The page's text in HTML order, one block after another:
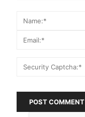
POST COMMENT